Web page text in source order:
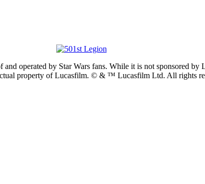
operated by Star Wars fans. While it is not sponsored
property of Lucasfilm. © & ™ Lucasfilm Ltd. All rights